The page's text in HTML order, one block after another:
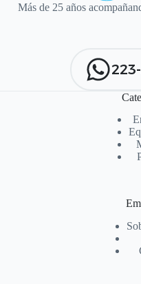
Más de 25 años